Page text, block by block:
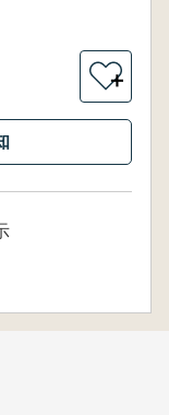
＋